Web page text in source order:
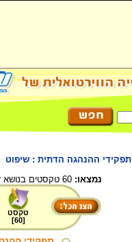
תפקידי ההנהגה הדתית : שיפוט
נמצאו:
טקסט
[
60
]